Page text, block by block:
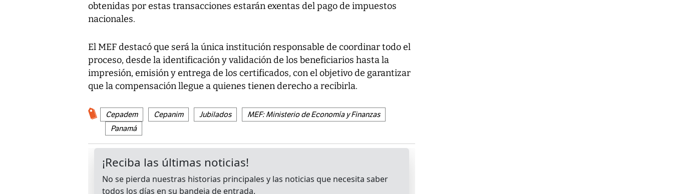
obtenidas por estas transacciones estarán exentas del pago de impuestos
nacionales.
El MEF destacó que será la única institución responsable de coordinar todo el
proceso, desde la identificación y validación de los beneficiarios hasta la
impresión, emisión y entrega de los certificados, con el objetivo de garantizar
que la compensación llegue a quienes tienen derecho a recibirla.
Cepadem Cepanim Jubilados
MEF: Ministerio de Economía y Finanzas
Panamá